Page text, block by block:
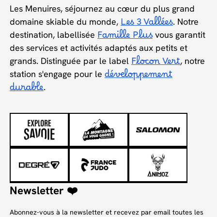
Les Menuires, séjournez au cœur du plus grand
domaine skiable du monde, Les 3 Vallées. Notre
destination, labellisée Famille Plus vous garantit
des services et activités adaptés aux petits et
grands. Distinguée par le label Flocon Vert, notre
station s'engage pour le développement
durable.
Newsletter ❤️
Abonnez-vous à la newsletter et recevez par email toutes les